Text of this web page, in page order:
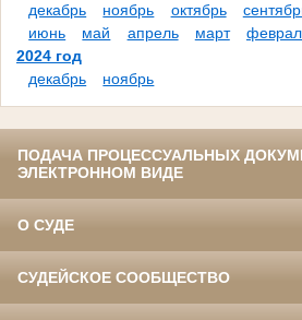
декабрь
ноябрь октябрь
июнь
май апрель март
2024 год
декабрь
ноябрь
ПОДАЧА ПРОЦЕССУАЛЬНЫХ
ЭЛЕКТРОННОМ ВИДЕ
О СУДЕ
СУДЕЙСКОЕ СООБЩЕСТВО